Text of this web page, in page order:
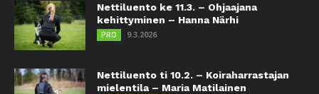
Nettiluento ke 11.3. – Ohjaajana
kehittyminen – Hanna Närhi
PRO 9.3.2026
Nettiluento ti 10.2. – Koiraharrastajan
mielentila – Maria Matilainen